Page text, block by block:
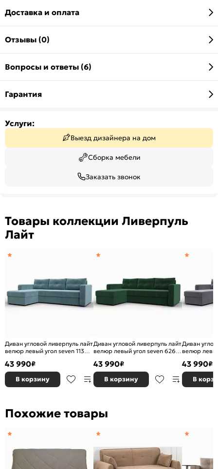
Доставка и оплата
Отзывы (0)
Вопросы и ответы (6)
Гарантия
Услуги:
Выезд дизайнера на дом
Сборка мебели
Заказать звонок
Товары коллекции Ливерпуль
Лайт
Диван угловой ливерпуль лайт
велюр левый угол seven 113
43 990₽
В корзину
Диван угловой ливерпуль лайт
велюр левый угол seven 626
43 990₽
В корзину
Диван
велюр
43 990₽
В
Похожие товары